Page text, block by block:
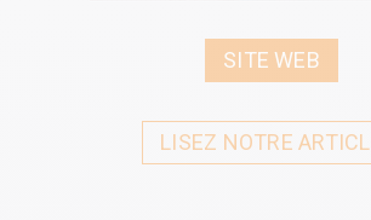
SITE WEB
LISEZ NOTRE